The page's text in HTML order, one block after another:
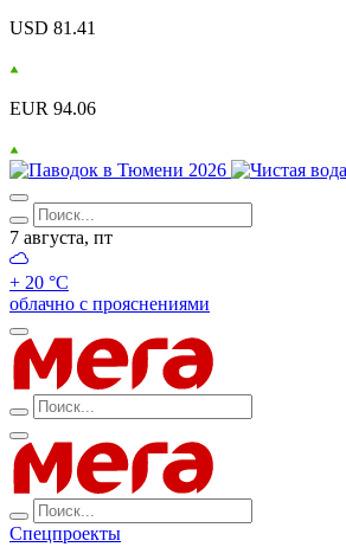
USD 81.41
EUR 94.06
7 августа, пт
+ 20 °С
облачно с прояснениями
Спецпроекты